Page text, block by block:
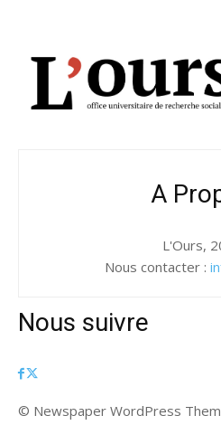
A
L'Ours,
Nous contacter :
Nous suivre
© Newspaper WordPress